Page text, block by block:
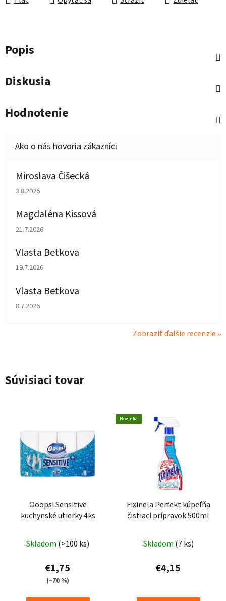
Popis
Diskusia
Hodnotenie
Miroslava Čišecká
Hodnotenie obchodu je 1 z 5 hviezdičiek.
3.8.2026
Magdaléna Kissová
Hodnotenie obchodu je 5 z 5 hviezdičiek.
21.7.2026
Vlasta Betkova
Hodnotenie obchodu je 5 z 5 hviezdičiek.
19.7.2026
Vlasta Betkova
Hodnotenie obchodu je 4 z 5 hviezdičiek.
8.7.2026
Zobraziť ďalšie recenzie
Súvisiaci tovar
Ooops! Sensitive
kuchynské utierky 4ks
Skladom (>100 ks)
€1,75
(–70 %)
Novinka
Fixinela Perfekt kúpeľňa
čistiaci prípravok 500ml
Skladom (7 ks)
€4,15